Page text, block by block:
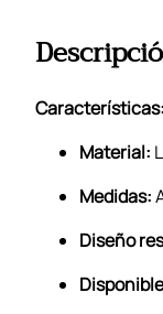
Características:
Material:
Medidas:
Diseño